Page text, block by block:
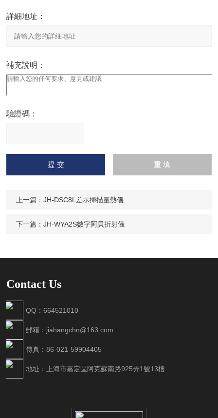
詳細地址：
補充說明：
驗證碼：
請
輸入計算結果（填寫阿拉
伯數字），如：三加四=7
上一篇：JH-DSC8L差示掃描量熱儀
下一篇：JH-WYA2S數字阿貝折射儀
Contact Us
QQ：664521010
郵箱：jiahangchn@163.com
傳真：86-021-59904405
地址：上海市嘉定區阿克蘇南路925弄1號13樓